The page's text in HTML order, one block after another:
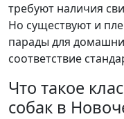
требуют наличия
Но существуют и
парады для
соответствие
Что такое
собак в